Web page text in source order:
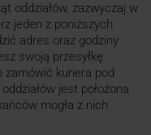
oddziałów, zazwyczaj w
jeden z poniższych
adres oraz godziny
swoją przesyłkę
zamówić kuriera pod
jest położona
mogła z nich